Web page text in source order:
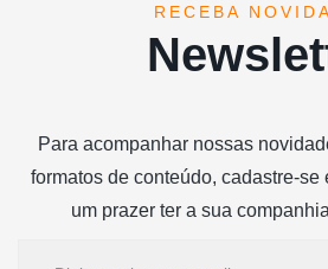
RECEBA
Para acompanhar nossas
formatos de conteúdo, cadastre-se
um prazer ter a sua